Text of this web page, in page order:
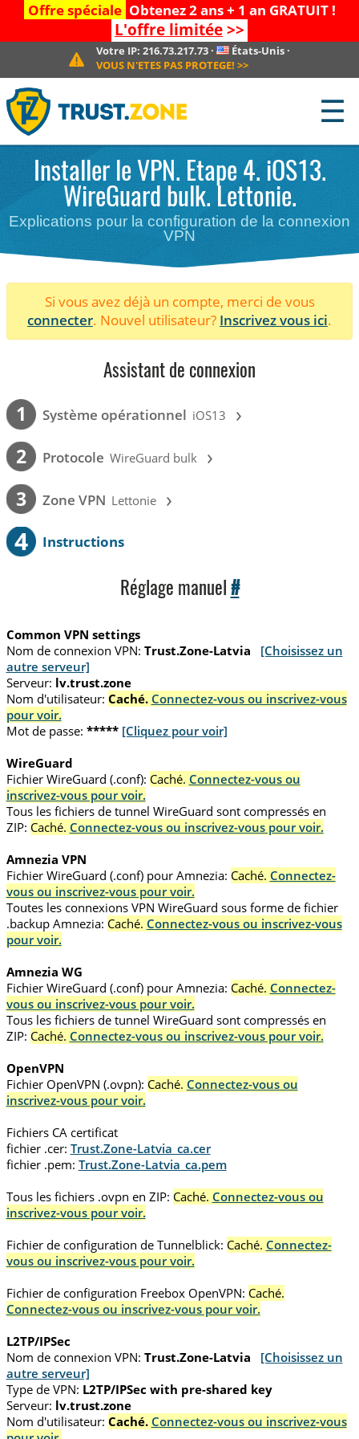
Offre spéciale Obtenez 2 ans + 1 an GRATUIT !
L'offre limitée>>
Votre IP:216.73.217.73 · États-Unis·
VOUS N'ETES PAS PROTEGE! >>
☰
Installer le VPN. Etape 4. iOS13.
WireGuard bulk. Lettonie.
Explications pour la configuration de la connexion
VPN
Si vous avez déjà un compte, merci de vous
connecter. Nouvel utilisateur? Inscrivez vous ici.
Assistant de connexion
1 Système opérationnel iOS13 ›
2 Protocole WireGuard bulk ›
3 Zone VPN Lettonie ›
4 Instructions
Réglage manuel #
Common VPN settings
Nom de connexion VPN: Trust.Zone-Latvia
[Choisissez un
autre serveur]
Serveur: lv.trust.zone
Nom d'utilisateur: Caché. Connectez-vous ou inscrivez-vous
pour voir.
Mot de passe: ***** [Cliquez pour voir]
WireGuard
Fichier WireGuard (.conf): Caché. Connectez-vous ou
inscrivez-vous pour voir.
Tous les fichiers de tunnel WireGuard sont compressés en
ZIP: Caché. Connectez-vous ou inscrivez-vous pour voir.
Amnezia VPN
Fichier WireGuard (.conf) pour Amnezia: Caché. Connectez-
vous ou inscrivez-vous pour voir.
Toutes les connexions VPN WireGuard sous forme de fichier
.backup Amnezia: Caché. Connectez-vous ou inscrivez-vous
pour voir.
Amnezia WG
Fichier WireGuard (.conf) pour Amnezia: Caché. Connectez-
vous ou inscrivez-vous pour voir.
Tous les fichiers de tunnel WireGuard sont compressés en
ZIP: Caché. Connectez-vous ou inscrivez-vous pour voir.
OpenVPN
Fichier OpenVPN (.ovpn): Caché. Connectez-vous ou
inscrivez-vous pour voir.
Fichiers CA certificat
fichier .cer: Trust.Zone-Latvia_ca.cer
fichier .pem: Trust.Zone-Latvia_ca.pem
Tous les fichiers .ovpn en ZIP: Caché. Connectez-vous ou
inscrivez-vous pour voir.
Fichier de configuration de Tunnelblick: Caché. Connectez-
vous ou inscrivez-vous pour voir.
Fichier de configuration Freebox OpenVPN: Caché.
Connectez-vous ou inscrivez-vous pour voir.
L2TP/IPSec
Nom de connexion VPN: Trust.Zone-Latvia
[Choisissez un
autre serveur]
Type de VPN: L2TP/IPSec with pre-shared key
Serveur: lv.trust.zone
Nom d'utilisateur: Caché. Connectez-vous ou inscrivez-vous